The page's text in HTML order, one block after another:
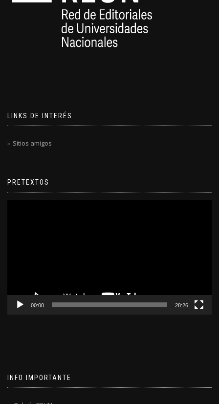
LINKS DE INTERÉS
Sitios amigos
PRETEXTOS
00:00 28:26
INFO IMPORTANTE